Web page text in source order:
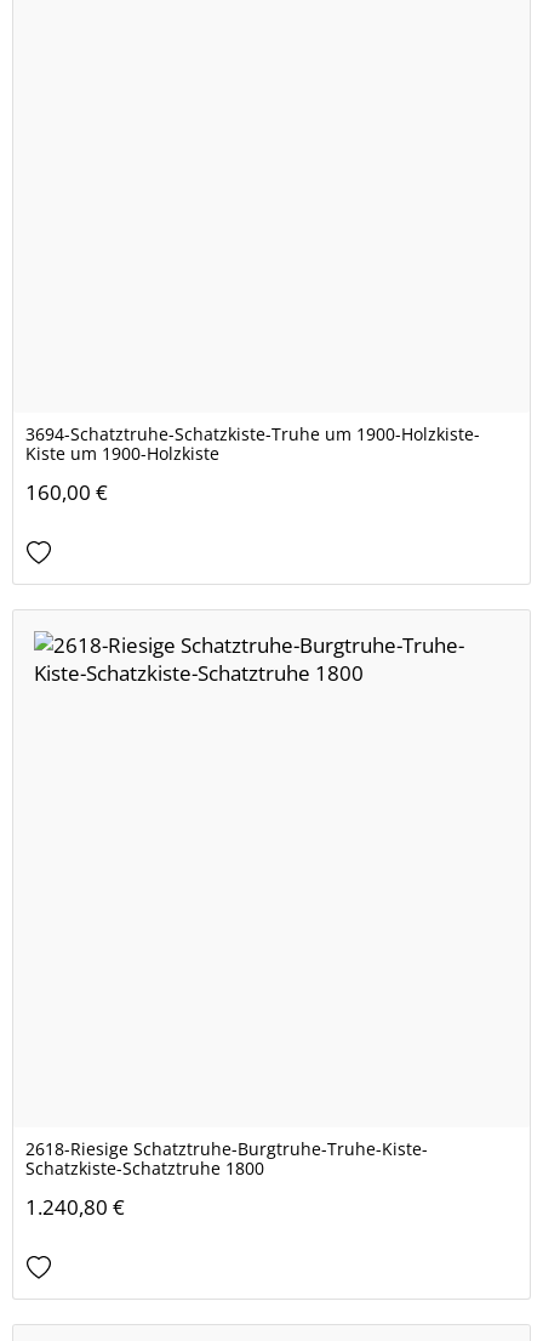
3694-Schatztruhe-Schatzkiste-Truhe um 1900-Holzkiste-
Kiste um 1900-Holzkiste
160,00 €
2618-Riesige Schatztruhe-Burgtruhe-Truhe-Kiste-
Schatzkiste-Schatztruhe 1800
1.240,80 €